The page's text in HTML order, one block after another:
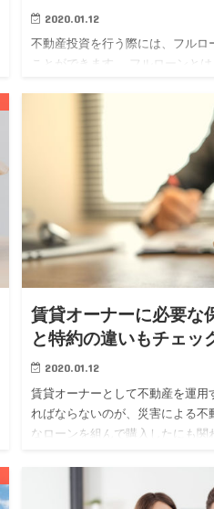
2020.01.12
不動産投資を行う際には、フルロ
ことができます。 フルローンと
ものです。 不動産投資を始めた
賃貸オーナーに必要な
と特約の違いもチェッ
2020.01.12
賃貸オーナーとして不動産を運用
ればならないのが、災害による不
なローンを組んで購入したにも関